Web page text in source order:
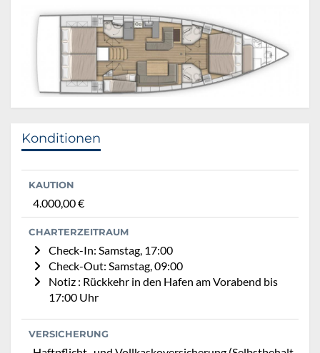
Konditionen
KAUTION
4.000,00 €
CHARTERZEITRAUM
Check-In: Samstag, 17:00
Check-Out: Samstag, 09:00
Notiz : Rückkehr in den Hafen am Vorabend bis
17:00 Uhr
VERSICHERUNG